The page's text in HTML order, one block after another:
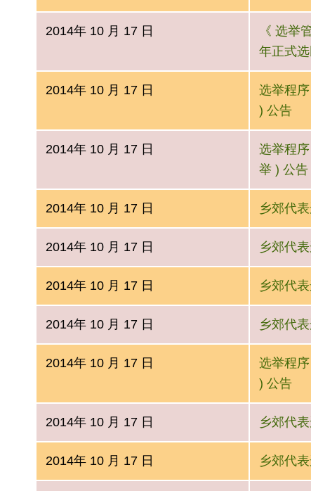
2014年 10 月 17 日
《 选举
年正式
2014年 10 月 17 日
选举程
) 公告
2014年 10 月 17 日
选举程
举 ) 公告
2014年 10 月 17 日 乡郊代
2014年 10 月 17 日 乡郊代
2014年 10 月 17 日 乡郊代
2014年 10 月 17 日 乡郊代
2014年 10 月 17 日
选举程
) 公告
2014年 10 月 17 日 乡郊代
2014年 10 月 17 日 乡郊代